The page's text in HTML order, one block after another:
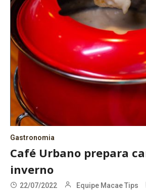
Gastronomia
Café Urbano prepara
inverno
22/07/2022 Equipe Macae Tips